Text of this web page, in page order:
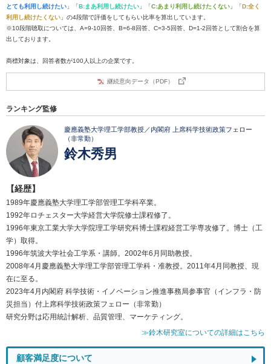
とても利用し続けたい 」「B:まあ利用し続けたい 」「C:あまり利用し続けたくない 」「D:全く
利用し続けたくない 」の4段階で評価をしてもらい比率を算出しています。
※10段階聴取については、A=9-10回答、B=6-8回答、C=3-5回答、D=1-2回答として割合を算
出しております。
商標対象は、回答者数が100人以上の企業です。
継続意向データ（PDF）
ランキング監修
慶應義塾大学理工学部教授／内閣府 上席科学技術政策フェロー
（非常勤）
鈴木秀男
【経歴】
1989年慶應義塾大学理工学部管理工学科卒業。
1992年ロチェスター大学経営大学院修士課程修了。
1996年東京工業大学大学院理工学研究科博士課程経営工学専攻修了。博士（工
学）取得。
1996年筑波大学社会工学系・講師。2002年6月同助教授。
2008年4月慶應義塾大学理工学部管理工学科・准教授。2011年4月同教授、現
在に至る。
2023年4月内閣府 科学技術・イノベーション推進事務局参事官（インフラ・防
災担当）付上席科学技術政策フェロー（非常勤）
研究分野は応用統計解析、品質管理、マーケティング。
≫鈴木研究室についての詳細はこちら
顧客満足度について